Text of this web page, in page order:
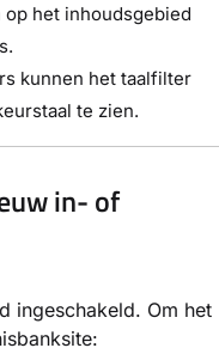
het inhoudsgebied
kunnen het taalfilter
te zien.
in- of
ingeschakeld. Om het